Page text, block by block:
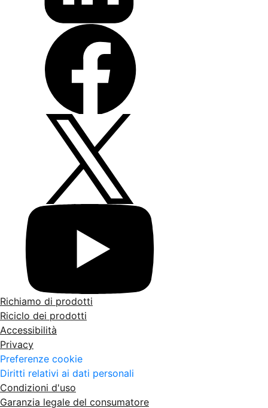
Richiamo di prodotti
Riciclo dei prodotti
Accessibilità
Privacy
Preferenze cookie
Diritti relativi ai dati personali
Condizioni d'uso
Garanzia legale del consumatore